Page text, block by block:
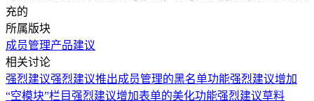
充的
所属版块
成员管理产品建议
相关讨论
强烈建议强烈建议推出成员管理的黑名单功能强烈建议增加
“空模块”栏目强烈建议增加表单的美化功能强烈建议草料